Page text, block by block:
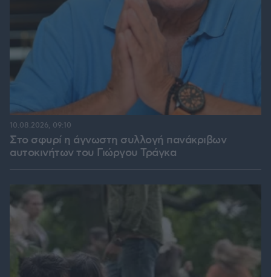
Στο σφυρί η άγνωστη συλλογή πανάκριβων
αυτοκινήτων του Γιώργου Τράγκα
10.08.2026, 09:10